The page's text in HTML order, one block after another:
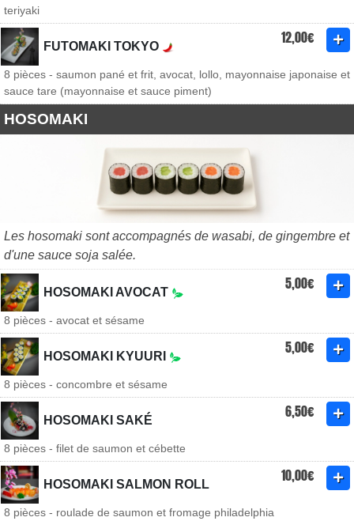
teriyaki
FUTOMAKI TOKYO 12,00€
8 pièces - saumon pané et frit, avocat, lollo, mayonnaise japonaise et
sauce tare (mayonnaise et sauce piment)
HOSOMAKI
Les hosomaki sont accompagnés de wasabi, de gingembre et
d'une sauce soja salée.
HOSOMAKI AVOCAT 5,00€
8 pièces - avocat et sésame
HOSOMAKI KYUURI 5,00€
8 pièces - concombre et sésame
HOSOMAKI SAKÉ 6,50€
8 pièces - filet de saumon et cébette
HOSOMAKI SALMON ROLL 10,00€
8 pièces - roulade de saumon et fromage philadelphia